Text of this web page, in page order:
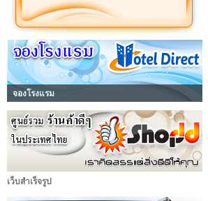
จองโรงแรม
เว็บสำเร็จรูป